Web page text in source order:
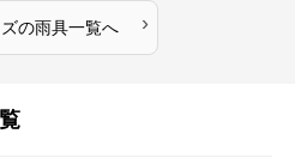
の雨具一覧へ ›